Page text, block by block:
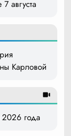
августа
Карловой
2026 года